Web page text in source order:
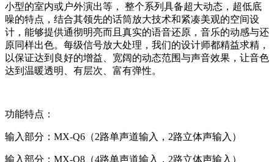
小型的室内或户外演出等， 整个系列具备超大动态，超低底
噪的特点，结合其领先的话筒放大技术和紧凑美观的空间设
计，能够提供通彻明亮而且真实的语音还原，音乐的动感与还
原同样出色。每级信号放大处理，我们的设计师都精益求精，
以保证达到良好的增益、宽阔的动态范围与声音效果，让音色
达到温暖透明、有层次、富有弹性。
功能特点：
输入部分：MX-Q6（2路单声道输入，2路立体声输入）
输入部分：MX-Q8（4路单声道输入，2路立体声输入）